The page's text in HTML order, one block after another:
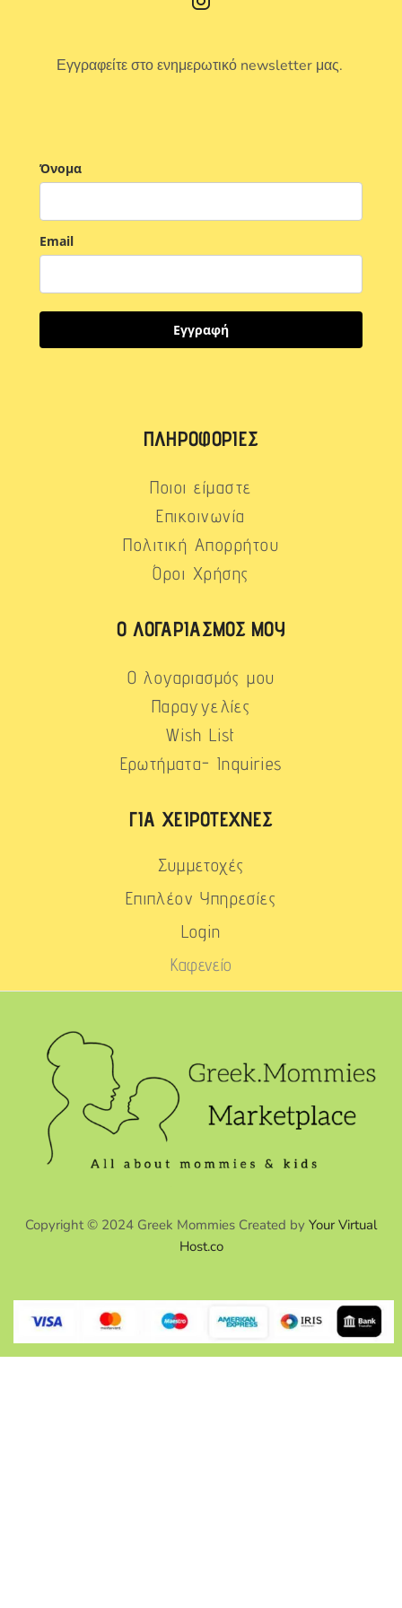
Εγγραφείτε στο ενημερωτικό newsletter μας.
Όνομα
Email
Εγγραφή
ΠΛΗΡΟΦΟΡΊΕΣ
Ποιοι είμαστε
Επικοινωνία
Πολιτική Απορρήτου
Όροι Χρήσης
Ο ΛΟΓΑΡΙΑΣΜΌΣ ΜΟΥ
Ο λογαριασμός μου
Παραγγελίες
Wish List
Ερωτήματα- Inquiries
ΓΙΑ ΧΕΙΡΟΤΈΧΝΕΣ
Συμμετοχές
Επιπλέον Υπηρεσίες
Login
Καφενείο
Copyright © 2024 Greek Mommies Created by Your Virtual
Host.co